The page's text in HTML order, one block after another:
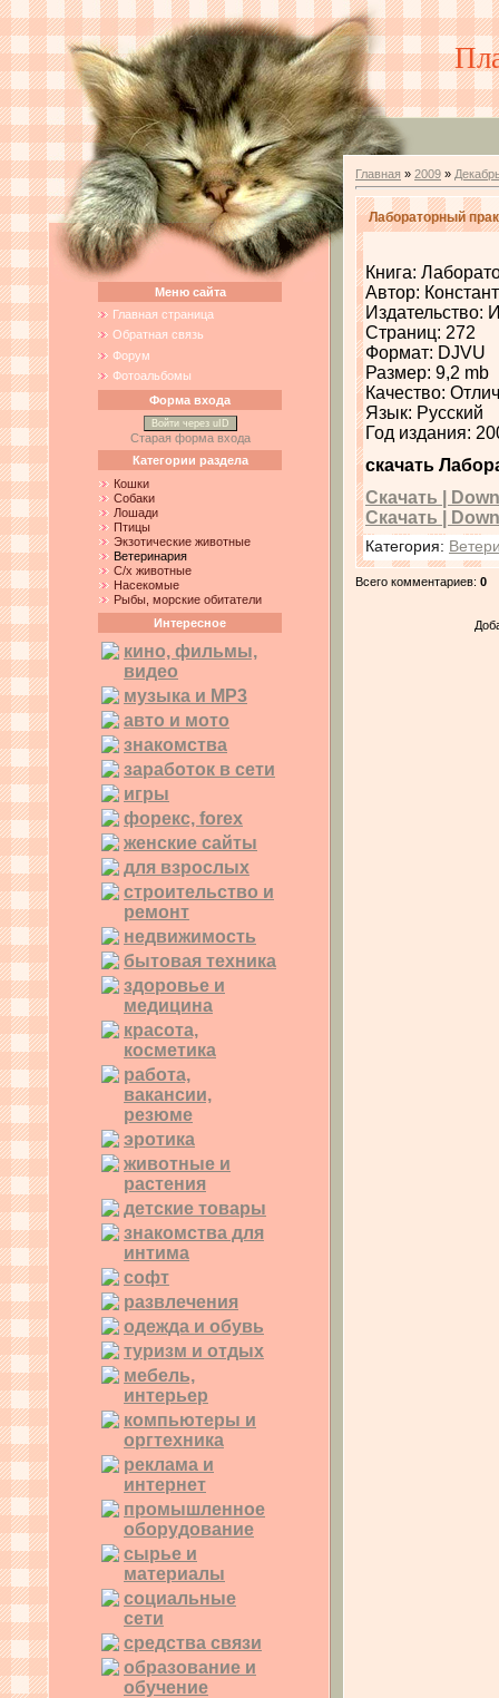
Меню сайта
Главная страница
Обратная связь
Форум
Фотоальбомы
Форма входа
Войти через uID
Старая форма входа
Категории раздела
Кошки
Собаки
Лошади
Птицы
Экзотические животные
Ветеринария
С/х животные
Насекомые
Рыбы, морские обитатели
Интересное
кино, фильмы,
видео
музыка и MP3
авто и мото
знакомства
заработок в сети
игры
форекс, forex
женские сайты
для взрослых
строительство и
ремонт
недвижимость
бытовая техника
здоровье и
медицина
красота,
косметика
работа,
вакансии,
резюме
эротика
животные и
растения
детские товары
знакомства для
интима
софт
развлечения
одежда и обувь
туризм и отдых
мебель,
интерьер
компьютеры и
оргтехника
реклама и
интернет
промышленное
оборудование
сырье и
материалы
социальные
сети
средства связи
образование и
обучение
Главная » 2009 »
Лабораторный
Книга:
Автор:
Издательство:
Страниц: 272
Формат: DJVU
Размер: 9,2 mb
Качество:
Язык: Русский
Год издания:
скачать
Скачать |
Скачать |
Категория:
Всего комментариев: 0